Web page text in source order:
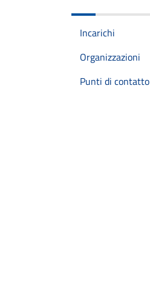
Incarichi
Organizzazioni
Punti di contatto